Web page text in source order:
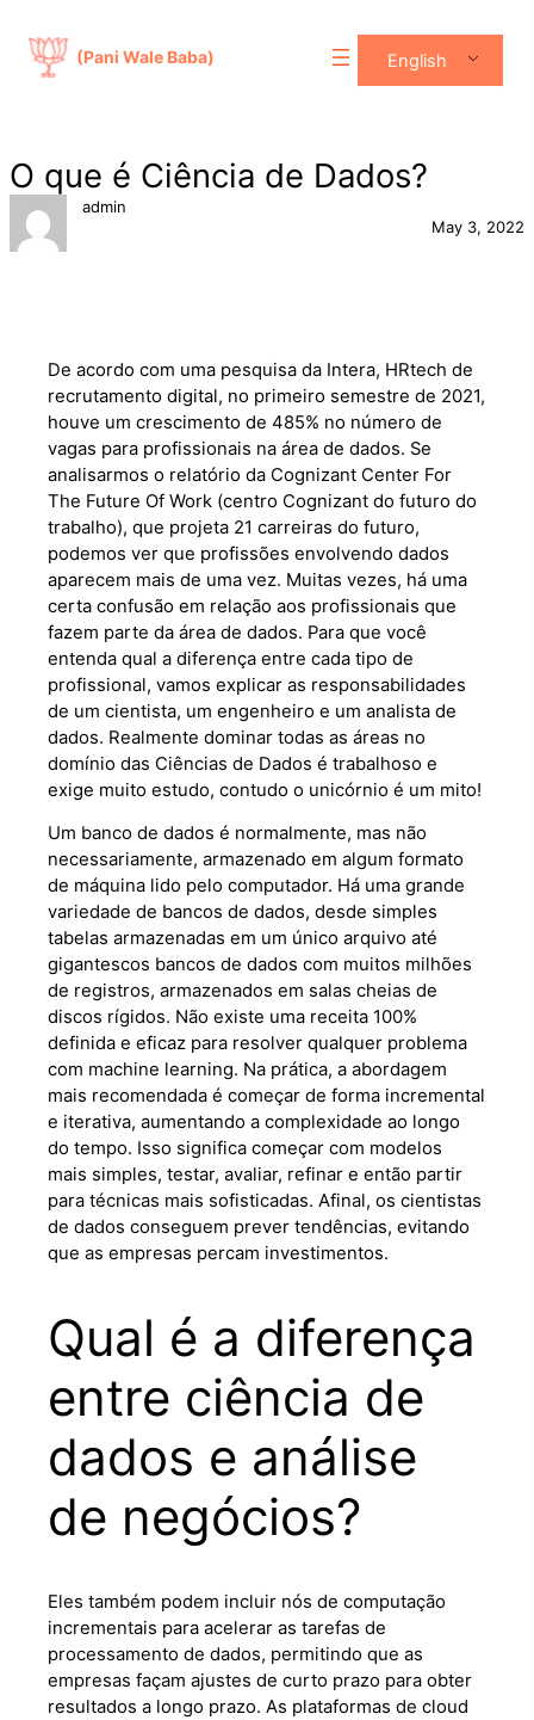
content
(Pani Wale Baba) English
O que é Ciência de Dados?
admin
May 3, 2022
De acordo com uma pesquisa da Intera, HRtech de
recrutamento digital, no primeiro semestre de 2021,
houve um crescimento de 485% no número de
vagas para profissionais na área de dados. Se
analisarmos o relatório da Cognizant Center For
The Future Of Work (centro Cognizant do futuro do
trabalho), que projeta 21 carreiras do futuro,
podemos ver que profissões envolvendo dados
aparecem mais de uma vez. Muitas vezes, há uma
certa confusão em relação aos profissionais que
fazem parte da área de dados. Para que você
entenda qual a diferença entre cada tipo de
profissional, vamos explicar as responsabilidades
de um cientista, um engenheiro e um analista de
dados. Realmente dominar todas as áreas no
domínio das Ciências de Dados é trabalhoso e
exige muito estudo, contudo o unicórnio é um mito!
Um banco de dados é normalmente, mas não
necessariamente, armazenado em algum formato
de máquina lido pelo computador. Há uma grande
variedade de bancos de dados, desde simples
tabelas armazenadas em um único arquivo até
gigantescos bancos de dados com muitos milhões
de registros, armazenados em salas cheias de
discos rígidos. Não existe uma receita 100%
definida e eficaz para resolver qualquer problema
com machine learning. Na prática, a abordagem
mais recomendada é começar de forma incremental
e iterativa, aumentando a complexidade ao longo
do tempo. Isso significa começar com modelos
mais simples, testar, avaliar, refinar e então partir
para técnicas mais sofisticadas. Afinal, os cientistas
de dados conseguem prever tendências, evitando
que as empresas percam investimentos.
Qual é a diferença
entre ciência de
dados e análise
de negócios?
Eles também podem incluir nós de computação
incrementais para acelerar as tarefas de
processamento de dados, permitindo que as
empresas façam ajustes de curto prazo para obter
resultados a longo prazo. As plataformas de cloud